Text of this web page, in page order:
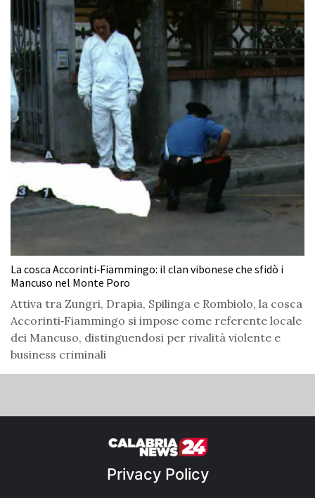
La cosca Accorinti‑Fiammingo: il clan vibonese che sfidò i
Mancuso nel Monte Poro
Attiva tra Zungri, Drapia, Spilinga e Rombiolo, la cosca
Accorinti‑Fiammingo si impose come referente locale
dei Mancuso, distinguendosi per rivalità violente e
business criminali
Privacy Policy